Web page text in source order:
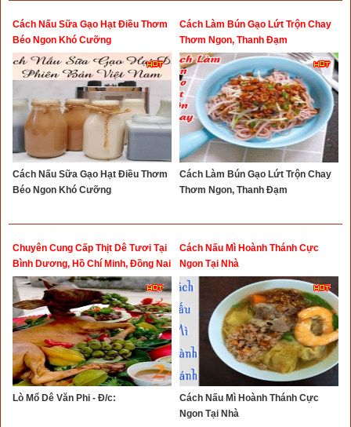
Cách Nấu Sữa Gạo Hạt Điều Thơm
Béo Ngon Khó Cưỡng
Cách Nấu Sữa Gạo Hạt Điều Thơm
Béo Ngon Khó Cưỡng
Cách Làm Bún Gạo Lứt Trộn Chay
Thơm Ngon, Thanh Đạm
Cách Làm Bún Gạo Lứt Trộn Chay
Thơm Ngon, Thanh Đạm
Chuyên Cung Cấp Thịt Dê Tươi Tại
Bình Dương, Hồ Chí Minh, Đồng Nai
Lò Mổ Dê Văn Phi - Đ/c:
Cách Nấu Mì Hoành Thánh Cực
Ngon Tại Nhà
Cách Nấu Mì Hoành Thánh Cực
Ngon Tại Nhà